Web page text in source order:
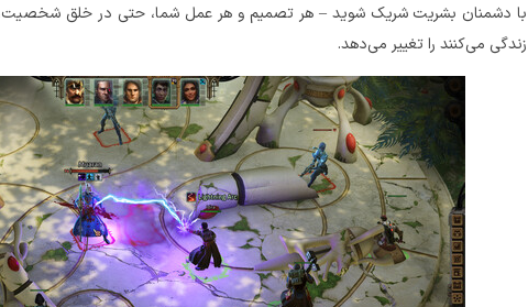
با دشمنان بشریت شریک شوید – هر تصمیم و هر عمل شما، حتی در خلق شخصیت،
زندگی می‌کنند را تغییر می‌دهد.